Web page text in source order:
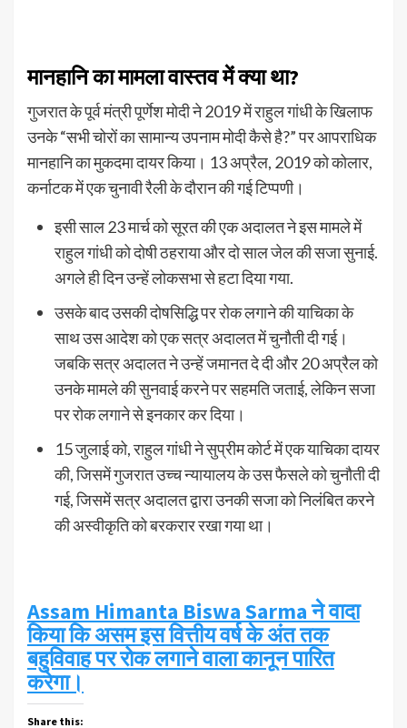
मानहानि का मामला वास्तव में क्या था?
गुजरात के पूर्व मंत्री पूर्णेश मोदी ने 2019 में राहुल गांधी के खिलाफ
उनके “सभी चोरों का सामान्य उपनाम मोदी कैसे है?” पर आपराधिक
मानहानि का मुकदमा दायर किया। 13 अप्रैल, 2019 को कोलार,
कर्नाटक में एक चुनावी रैली के दौरान की गई टिप्पणी।
इसी साल 23 मार्च को सूरत की एक अदालत ने इस मामले में
राहुल गांधी को दोषी ठहराया और दो साल जेल की सजा सुनाई.
अगले ही दिन उन्हें लोकसभा से हटा दिया गया.
उसके बाद उसकी दोषसिद्धि पर रोक लगाने की याचिका के
साथ उस आदेश को एक सत्र अदालत में चुनौती दी गई।
जबकि सत्र अदालत ने उन्हें जमानत दे दी और 20 अप्रैल को
उनके मामले की सुनवाई करने पर सहमति जताई, लेकिन सजा
पर रोक लगाने से इनकार कर दिया।
15 जुलाई को, राहुल गांधी ने सुप्रीम कोर्ट में एक याचिका दायर
की, जिसमें गुजरात उच्च न्यायालय के उस फैसले को चुनौती दी
गई, जिसमें सत्र अदालत द्वारा उनकी सजा को निलंबित करने
की अस्वीकृति को बरकरार रखा गया था।
Assam Himanta Biswa Sarma ने वादा
किया कि असम इस वित्तीय वर्ष के अंत तक
बहुविवाह पर रोक लगाने वाला कानून पारित
करेगा।
Share this: